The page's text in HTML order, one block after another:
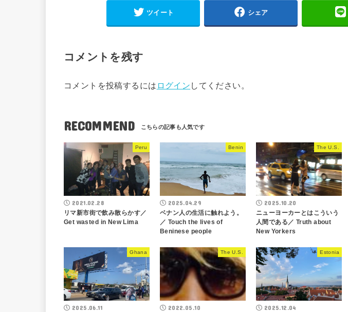
ツイート シェア
コメントを残す
コメントを投稿するには ログイン してください。
RECOMMEND
Peru
2021.02.28
リマ新市街で飲み散らかす／
Get wasted in New Lima
Benin
2025.04.29
ベナン人の生活に触れよう。
／ Touch the lives of
Beninese people
The U.S.
2025.10.20
ニューヨーカーとはこういう
人間である／ Truth about
New Yorkers
Ghana
2025.06.11
The U.S.
2022.05.10
Estonia
2025.12.04